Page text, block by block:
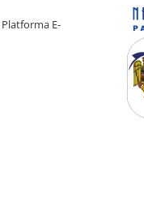
Platforma E-